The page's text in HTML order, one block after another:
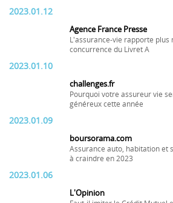
2023.01.12
Agence France Presse
L'assurance-vie rapporte plus
concurrence du Livret A
2023.01.10
challenges.fr
Pourquoi votre assureur vie
généreux cette année
2023.01.09
boursorama.com
Assurance auto, habitation et
à craindre en 2023
2023.01.06
L'Opinion